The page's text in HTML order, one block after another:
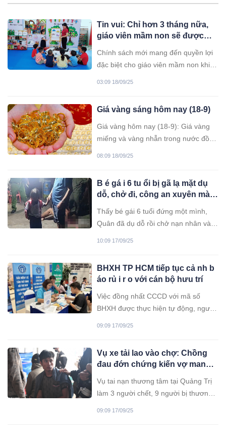
Tin vui: Chỉ hơn 3 tháng nữa,
giáo viên mầm non sẽ được
Chính sách mới mang đến quyền lợi
đặc biệt cho giáo viên mầm non khi
đời sống và an tâm nghề nghiệp cho
đội ngũ “nuôi dạy trẻ”.
03:09 18/09/25
Giá vàng sáng hôm nay (18-9)
Giá vàng hôm nay (18-9): Giá vàng
miếng và vàng nhẫn trong nước đồng
sáng qua, niêm yết quanh ngưỡng
3.661,7 USD/ounce.
08:09 18/09/25
B é gá i 6 tu ổi bị gã lạ mặt dụ
dỗ, chở đi, công an xuyên màn
Thấy bé gái 6 tuổi đứng một mình,
Quân đã dụ dỗ rồi chở nạn nhân vào
vườn.
10:09 17/09/25
BHXH TP HCM tiếp tục cả nh b
áo rủ i r o với cán bộ hưu trí
Việc đồng nhất CCCD với mã số
BHXH được thực hiện tự động, người
09:09 17/09/25
Vụ xe tải lao vào chợ: Chồng
đau đớn chứng kiến vợ mang
Vụ tai nạn thương tâm tại Quảng Trị
làm 3 người chết, 9 người bị thương,
09:09 17/09/25